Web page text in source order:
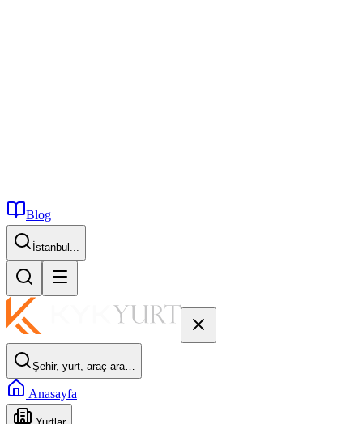
Blog
İstanbul...
Şehir, yurt, araç ara…
Anasayfa